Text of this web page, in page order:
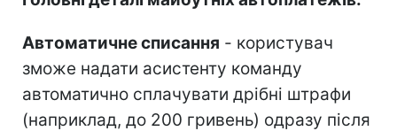
Автоматичне списання - користувач
зможе надати асистенту команду
автоматично сплачувати дрібні штрафи
(наприклад, до 200 гривень) одразу після